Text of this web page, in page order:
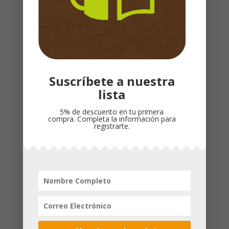
Referencia de producto
Dimensiones:
Idioma
Productos relacionados
¡Oferta!
Suscríbete a nuestra
lista
5% de descuento en tu primera
compra. Completa la información para
registrarte.